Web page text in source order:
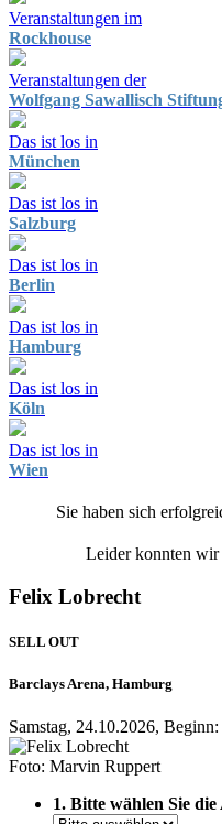
Veranstaltungen im
Rockhouse
Veranstaltungen der
Wolfgang Sawallisch
Das ist los in
München
Das ist los in
Salzburg
Das ist los in
Berlin
Das ist los in
Hamburg
Das ist los in
Köln
Das ist los in
Wien
Sie haben sich
Leider konnten
Felix Lobrecht
SELL OUT
Barclays Arena, Hamburg
Samstag, 24.10.2026,
Foto: Marvin Ruppert
1. Bitte wählen Sie